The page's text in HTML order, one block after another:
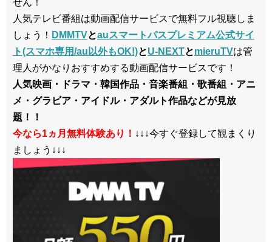
せん！
人気テレビ番組は動画配信サービスで無料フル視聴しま
しょう！ DMMTVとauスマートパスプレミアム公式サイ
ト(スマホ専用/au以外もOK!)とU-NEXTとmieruTVは管
理人がかなりおすすめする動画配信サービスです！
人気映画・ドラマ・韓国作品・音楽番組・歌番組・アニ
メ・グラビア・アイドル・アダルト作品などが見放
題！！
今なら1ヵ月無料体験あり！ ↓↓↓今すぐ登録して観まくり
ましょう↓↓↓